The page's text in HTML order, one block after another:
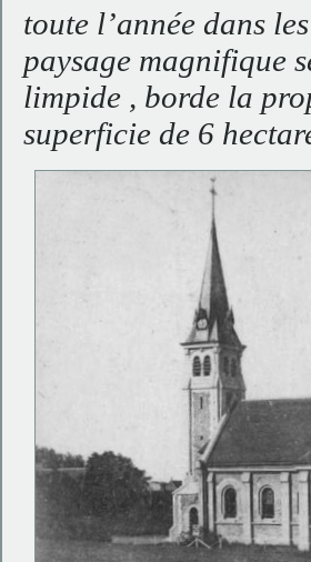
toute l’année dans
paysage magnifique
limpide , borde la
superficie de 6